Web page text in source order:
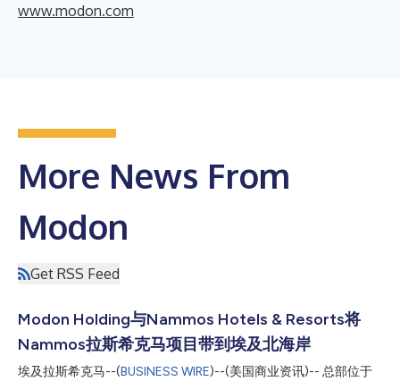
www.modon.com
More News From
Modon
Get RSS Feed
Modon Holding与Nammos Hotels & Resorts将
Nammos拉斯希克马项目带到埃及北海岸
埃及拉斯希克马--(BUSINESS WIRE)--(美国商业资讯)-- 总部位于